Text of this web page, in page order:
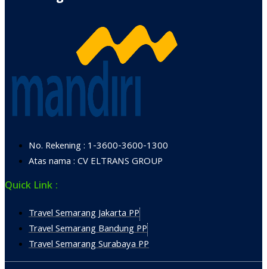
No. Rekening : 1-3600-3600-1300
Atas nama : CV ELTRANS GROUP
Quick Link :
Travel Semarang Jakarta PP
Travel Semarang Bandung PP
Travel Semarang Surabaya PP